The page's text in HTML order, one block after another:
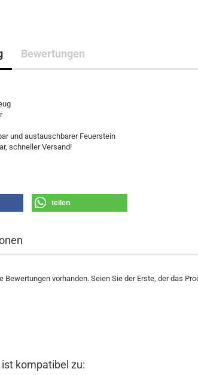
Bewertungen
und austauschbarer Feuerstein
schneller Versand!
teilen
Bewertungen vorhanden. Seien Sie der Erste, der das
kompatibel zu: